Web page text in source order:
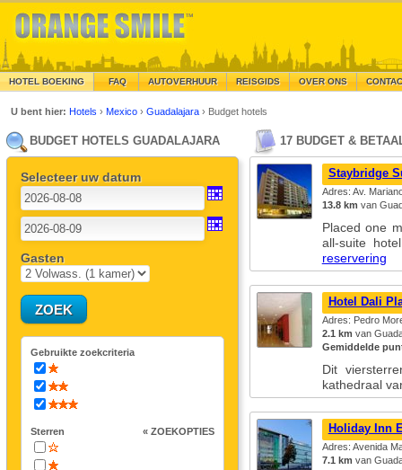
HOTEL BOEKING FAQ AUTOVERHUUR REISGIDS OVER ONS
U bent hier:Hotels›Mexico›Guadalajara› Budget hotels
BUDGET HOTELS GUADALAJARA
Selecteer uw datum
Gasten
Gebruikte zoekcriteria
Sterren « ZOEKOPTIES
17 BUDGET &
Staybridge
Adres: Av.
13.8 km van
Placed one
all-suite
reservering
Hotel Dali
Adres: Pedro
2.1 km van
Gemiddelde
Dit
kathedraal
Holiday Inn
Adres: Avenida
7.1 km van